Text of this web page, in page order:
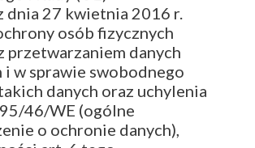
dnia 27 kwietnia 2016 r.
osób fizycznych
przetwarzaniem danych
i w sprawie swobodnego
danych oraz uchylenia
46/WE (ogólne
o ochronie danych),